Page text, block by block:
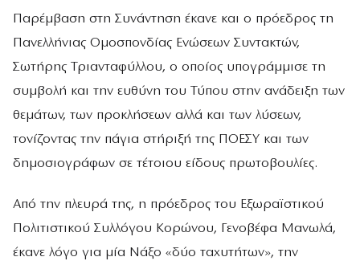
Παρέμβαση στη Συνάντηση έκανε και ο πρόεδρος τη
Πανελλήνιας Ομοσπονδίας Ενώσεων Συντακτών,
Σωτήρης Τριανταφύλλου, ο οποίος υπογράμμισε τη
συμβολή και την ευθύνη του Τύπου στην ανάδειξη των
θεμάτων, των προκλήσεων αλλά και των λύσεων,
τονίζοντας την πάγια στήριξή της ΠΟΕΣΥ και των
δημοσιογράφων σε τέτοιου είδους πρωτοβουλίες.
Από την πλευρά της, η πρόεδρος του Εξωραϊστικού
Πολιτιστικού Συλλόγου Κορώνου, Γενοβέφα Μανωλά,
έκανε λόγο για μία Νάξο «δύο ταχυτήτων», την